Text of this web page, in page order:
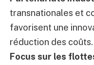
transnationales et
favorisent une
réduction des coûts.
Focus sur les